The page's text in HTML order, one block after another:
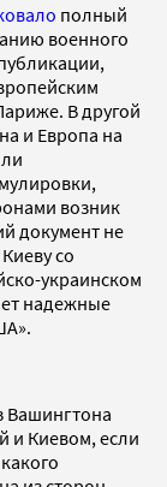
полный
военного
В другой
и Европа на
возник
документ не
со
украинском
надежные
Вашингтона
и Киевом, если